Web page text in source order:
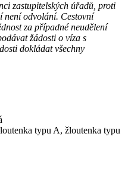
zastupitelských úřadů, proti
není odvolání. Cestovní
za případné neudělení
žádosti o víza s
dokládat všechny
typu A, žloutenka typu